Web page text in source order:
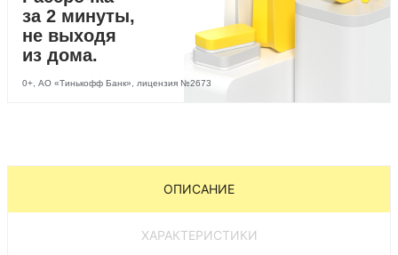
за 2 минуты,
не выходя
из дома.
0+, АО «Тинькофф Банк», лицензия №2673
ОПИСАНИЕ
ХАРАКТЕРИСТИКИ